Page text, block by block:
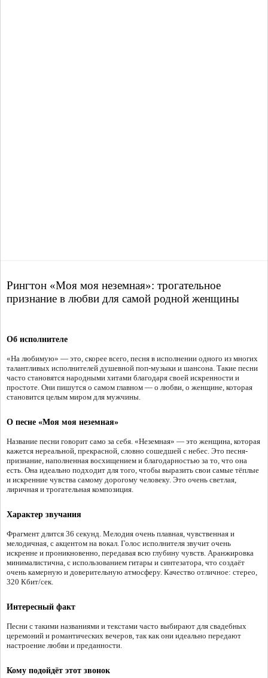
Рингтон «Моя моя неземная»: трогательное
признание в любви для самой родной женщины
Об исполнителе
«На любимую» — это, скорее всего, песня в исполнении одного из многих
талантливых исполнителей душевной поп-музыки и шансона. Такие песни
часто становятся народными хитами благодаря своей искренности и
простоте. Они пишутся о самом главном — о любви, о женщине, которая
становится целым миром для мужчины.
О песне «Моя моя неземная»
Название песни говорит само за себя. «Неземная» — это женщина, которая
кажется нереальной, прекрасной, словно сошедшей с небес. Это песня-
признание, наполненная восхищением и благодарностью за то, что она
есть. Она идеально подходит для того, чтобы выразить свои самые тёплые
и искренние чувства самому дорогому человеку. Это очень светлая,
лиричная и трогательная композиция.
Характер звучания
Фрагмент длится 36 секунд. Мелодия очень плавная, чувственная и
мелодичная, с акцентом на вокал. Голос исполнителя звучит очень
искренне и проникновенно, передавая всю глубину чувств. Аранжировка
минималистична, с использованием гитары и синтезатора, что создаёт
очень камерную и доверительную атмосферу. Качество отличное: стерео,
320 Кбит/сек.
Интересный факт
Песни с такими названиями и текстами часто выбирают для свадебных
церемоний и романтических вечеров, так как они идеально передают
настроение любви и преданности.
Кому подойдёт этот звонок